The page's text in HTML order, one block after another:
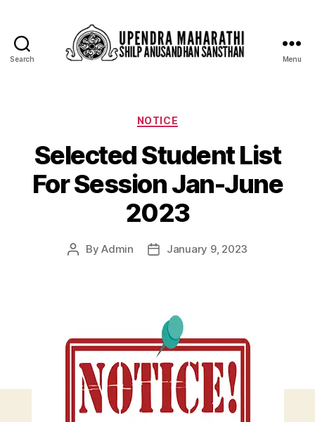
Search Menu
NOTICE
Selected Student List
For Session Jan-June
2023
ByAdmin January 9, 2023